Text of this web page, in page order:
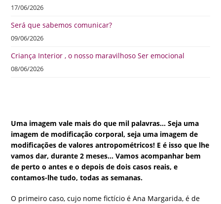
17/06/2026
Será que sabemos comunicar?
09/06/2026
Criança Interior , o nosso maravilhoso Ser emocional
08/06/2026
Uma imagem vale mais do que mil palavras… Seja uma
imagem de modificação corporal, seja uma imagem de
modificações de valores antropométricos! E é isso que lhe
vamos dar, durante 2 meses… Vamos acompanhar bem
de perto o antes e o depois de dois casos reais, e
contamos-lhe tudo, todas as semanas.
O primeiro caso, cujo nome fictício é Ana Margarida, é de